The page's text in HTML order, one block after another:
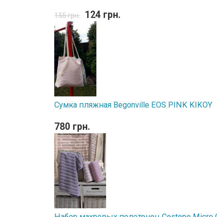
155 грн. 124 грн.
Сумка пляжная Begonville EOS PINK KIKOY
780 грн.